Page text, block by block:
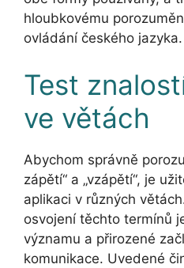
hloubkovému
ovládání českého jazyka.
Test
ve větách
Abychom správně
zápětí“ a „vzápětí“, je
aplikaci v různých
osvojení těchto termínů
významu a přirozené
komunikace. Uvedené